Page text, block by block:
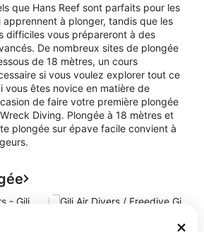
que Hans Reef sont parfaits pour les
à plonger, tandis que les
difficiles vous prépareront à des
De nombreux sites de plongée
de 18 mètres, un cours
si vous voulez explorer tout ce
vous êtes novice en matière de
de faire votre première plongée
Diving. Plongée à 18 mètres et
plongée sur épave facile convient à